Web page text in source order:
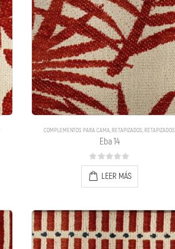
COMPLEMENTOS PARA CAMA,RETAPIZADOS,RETAPIZADOS
Eba 14
0out of 5
LEER MÁS